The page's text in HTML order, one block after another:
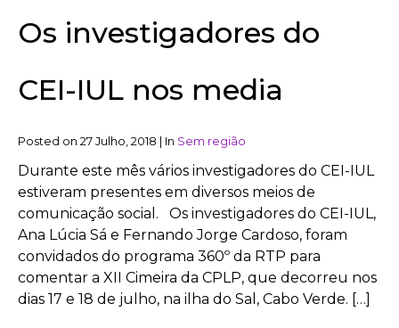
Os investigadores do
CEI-IUL nos media
Posted on 27 Julho, 2018 | In Sem região
Durante este mês vários investigadores do CEI-IUL
estiveram presentes em diversos meios de
comunicação social. Os investigadores do CEI-IUL,
Ana Lúcia Sá e Fernando Jorge Cardoso, foram
convidados do programa 360º da RTP para
comentar a XII Cimeira da CPLP, que decorreu nos
dias 17 e 18 de julho, na ilha do Sal, Cabo Verde. […]